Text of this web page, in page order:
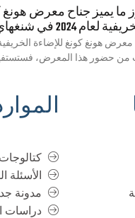
ما يميز جناح معرض هونغ
لعام 2024 في شنغهاي لونج جوين
من حضور هذا المعرض،
الأسئلة
مدونة
دراسات